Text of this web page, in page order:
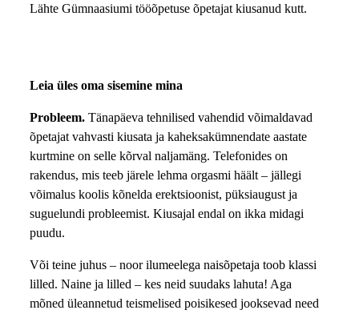
Lähte Gümnaasiumi tööõpetuse õpetajat kiusanud kutt.
Leia üles oma sisemine mina
Probleem.Tänapäeva tehnilised vahendid võimaldavad
õpetajat vahvasti kiusata ja kaheksakümnendate aastate
kurtmine on selle kõrval naljamäng. Telefonides on
rakendus, mis teeb järele lehma orgasmi häält – jällegi
võimalus koolis kõnelda erektsioonist, püksiaugust ja
suguelundi probleemist. Kiusajal endal on ikka midagi
puudu.
Või teine juhus – noor ilumeelega naisõpetaja toob klassi
lilled. Naine ja lilled – kes neid suudaks lahuta! Aga
mõned üleannetud teismelised poisikesed jooksevad need